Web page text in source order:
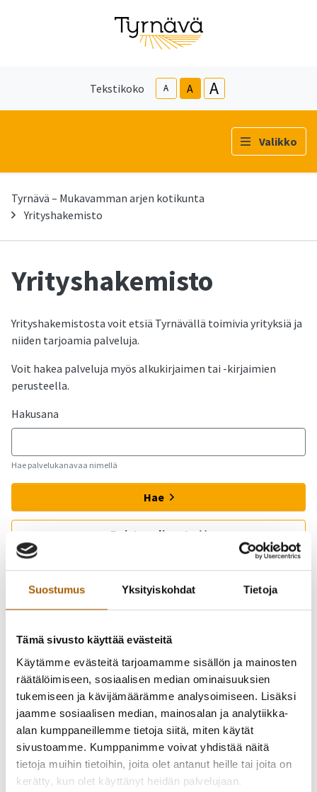
Suostumus Yksityiskohdat Tietoja
Tämä sivusto käyttää evästeitä
Käytämme evästeitä tarjoamamme sisällön ja mainosten
räätälöimiseen, sosiaalisen median ominaisuuksien
tukemiseen ja kävijämäärämme analysoimiseen. Lisäksi
jaamme sosiaalisen median, mainosalan ja analytiikka-
alan kumppaneillemme tietoja siitä, miten käytät
sivustoamme. Kumppanimme voivat yhdistää näitä
tietoja muihin tietoihin, joita olet antanut heille tai joita on
kerätty, kun olet käyttänyt heidän palvelujaan.
Tekstikoko A A A
Valikko
Tyrnävä – Mukavamman arjen kotikunta
Yrityshakemisto
Yrityshakemisto
Yrityshakemistosta voit etsiä Tyrnävällä toimivia yrityksiä ja
niiden tarjoamia palveluja.
Voit hakea palveluja myös alkukirjaimen tai -kirjaimien
perusteella.
Hakusana
Hae palvelukanavaa nimellä
Hae palvelukanavaa nimellä
Hae
Poista valinnat
Voit hakea palveluita myös
alkukirjaimen perusteella
A C D G I
J K L M N O P Q
R S T U V W X Y
Å Ä Ö